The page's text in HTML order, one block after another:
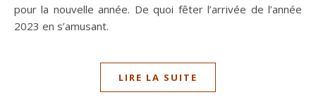
pour la nouvelle année. De quoi fêter l’arrivée de l’année
2023 en s’amusant.
LIRE LA SUITE